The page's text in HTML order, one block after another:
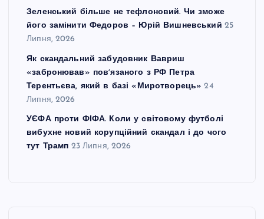
Зеленський більше не тефлоновий. Чи зможе
його замінити Федоров – Юрій Вишневський 25
Липня, 2026
Як скандальний забудовник Вавриш
«забронював» повʼязаного з РФ Петра
Терентьєва, який в базі «Миротворець» 24
Липня, 2026
УЄФА проти ФІФА. Коли у світовому футболі
вибухне новий корупційний скандал і до чого
тут Трамп 23 Липня, 2026